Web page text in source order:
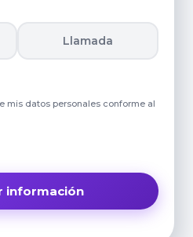
Llamada
mis datos personales conforme al